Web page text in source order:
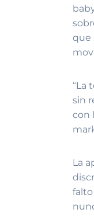
que
“La
sin
con
La